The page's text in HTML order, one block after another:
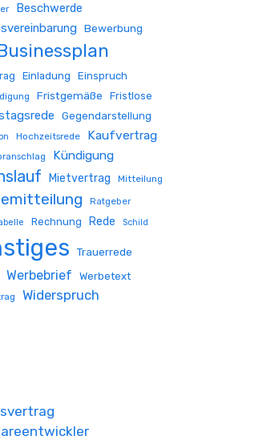
Beschwerde
Bewerbung
Einladung Einspruch
Fristgemäße Fristlose
Gegendarstellung
Hochzeitsrede Kaufvertrag
Kündigung
Mietvertrag Mitteilung
Ratgeber
Rechnung Rede Schild
Trauerrede
Werbebrief Werbetext
Widerspruch